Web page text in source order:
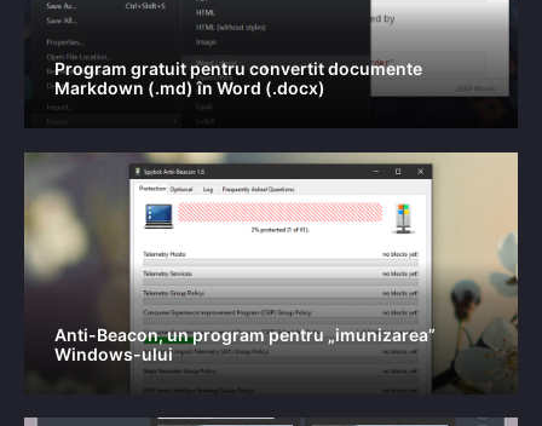
Program gratuit pentru convertit documente
Markdown (.md) în Word (.docx)
Anti-Beacon, un program pentru „imunizarea”
Windows-ului